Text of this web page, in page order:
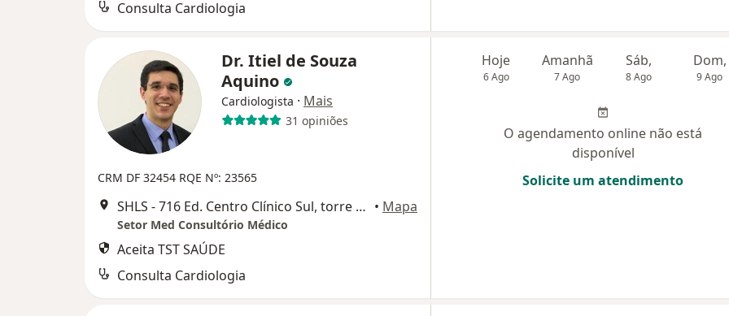
Consulta Cardiologia
Dr. Itiel de Souza
Aquino
Cardiologista · Mais
31 opiniões
CRM DF 32454 RQE Nº: 23565
SHLS - 716 Ed. Centro Clínico Sul, torre 1, 2° andar, sala 207/209, Brasília • Mapa
Setor Med Consultório Médico
Aceita TST SAÚDE
Consulta Cardiologia
Hoje
6 Ago
Amanhã
7 Ago
Sáb,
8 Ago
Dom,
9 Ago
O agendamento online não está
disponível
Solicite um atendimento